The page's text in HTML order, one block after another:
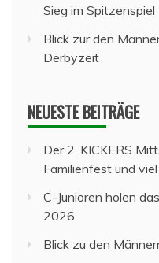
Sieg im Spitzenspiel
Blick zur den
Derbyzeit
NEUESTE BEITRÄGE
Der 2. KICKERS
Familienfest und
C-Junioren holen
2026
Blick zu den